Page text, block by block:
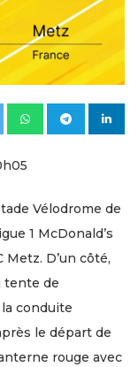
Vélodrome de
1 McDonald’s
D’un côté,
tente de
conduite
le départ de
rouge avec